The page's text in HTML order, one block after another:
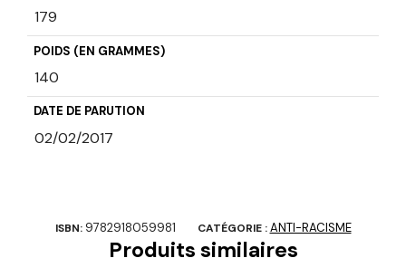
179
POIDS (EN GRAMMES)
140
DATE DE PARUTION
02/02/2017
ISBN: 9782918059981 CATÉGORIE :ANTI-RACISME
Produits similaires